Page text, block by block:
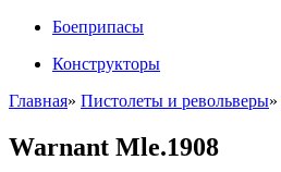
Боеприпасы
Конструкторы
Главная» Пистолеты и револьверы»
Warnant Mle.1908